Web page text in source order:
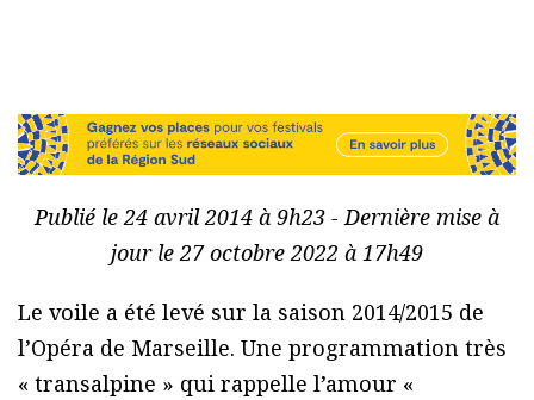
Publié le 24 avril 2014 à 9h23 - Dernière mise à
jour le 27 octobre 2022 à 17h49
Le voile a été levé sur la saison 2014/2015 de
l’Opéra de Marseille. Une programmation très
« transalpine » qui rappelle l’amour «